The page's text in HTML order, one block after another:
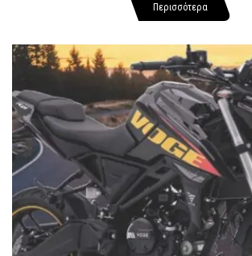
Περισσότερα